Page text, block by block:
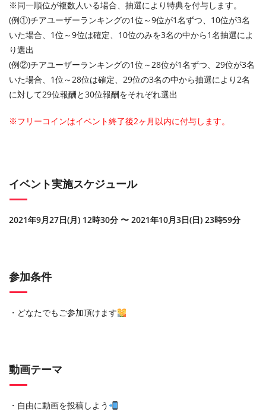
※同一順位が複数人いる場合、抽選により特典を付与します。
(例①)チアユーザーランキングの1位～9位が1名ずつ、10位が3名
いた場合、1位～9位は確定、10位のみを3名の中から1名抽選によ
り選出
(例②)チアユーザーランキングの1位～28位が1名ずつ、29位が3名
いた場合、1位～28位は確定、29位の3名の中から抽選により2名
に対して29位報酬と30位報酬をそれぞれ選出
※フリーコインはイベント終了後2ヶ月以内に付与します。
イベント実施スケジュール
2021年9月27日(月) 12時30分 〜 2021年10月3日(日) 23時59分
参加条件
・どなたでもご参加頂けます
動画テーマ
・自由に動画を投稿しよう